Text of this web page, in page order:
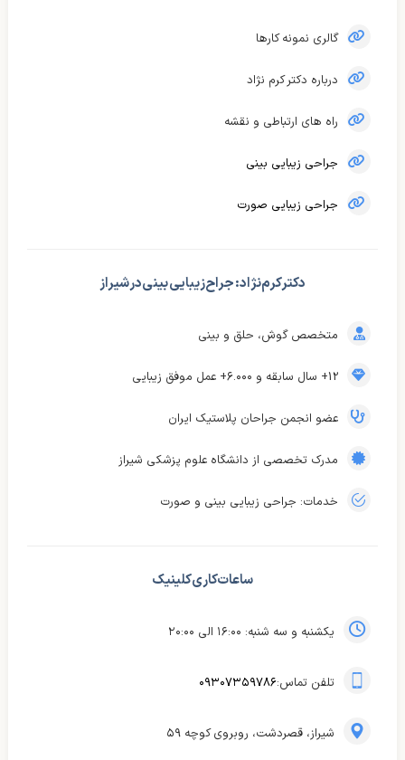
گالری نمونه کارها
درباره دکتر کرم نژاد
راه های ارتباطی و نقشه
جراحی زیبایی بینی
جراحی زیبایی صورت
دکتر کرم‌نژاد : جراح زیبایی بینی در شیراز
متخصص گوش، حلق و بینی
12+ سال سابقه و ۶.۰۰۰+ عمل موفق زیبایی
عضو انجمن جراحان پلاستیک ایران
مدرک تخصصی از دانشگاه علوم پزشکی شیراز
خدمات: جراحی زیبایی بینی و صورت
ساعات کاری کلینیک
یکشنبه و سه شنبه: ۱۶:۰۰ الی ۲۰:۰۰
تلفن تماس:۰۹۳۰۷۳۵۹۷۸۶
شیراز، قصردشت، روبروی کوچه ۵۹